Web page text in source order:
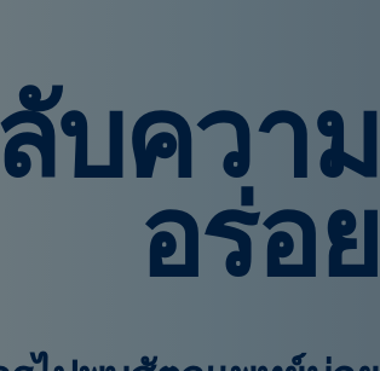
บความ
อร่อย